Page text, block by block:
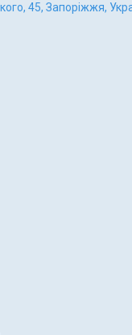
45, Запоріжжя,